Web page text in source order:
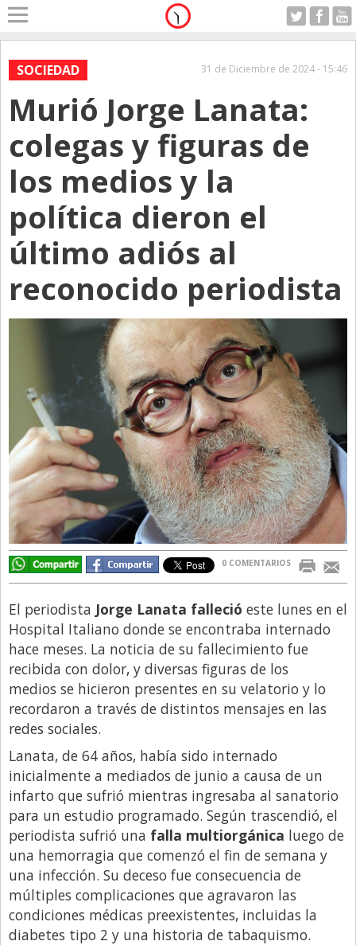
Home
A Motor
Alerta
Anticipo
Campo
Carrera & Emprendedores
Club House
Con Estilo
De Bolsillo
Diarios de Argentina
Diarios del Mundo
Ecología y Ambiente
Economía
El Experto
El Innovador
El Precio Que Yo Ví
Entrevista
Entrevista Exclusiva
Gastronomia
Internacionales
La Opinión del Director
Legales
Libro de Quejas
Medios
Millonarios
Minuto Lanzamiento
Negocios
Opinion
País
Política
SOCIEDAD 31 de Diciembre de 2024 - 15:46
Murió Jorge Lanata:
colegas y figuras de
los medios y la
política dieron el
último adiós al
reconocido periodista
0 COMENTARIOS
El periodista Jorge Lanata falleció este lunes en el
Hospital Italiano donde se encontraba internado
hace meses. La noticia de su fallecimiento fue
recibida con dolor, y diversas figuras de los
medios se hicieron presentes en su velatorio y lo
recordaron a través de distintos mensajes en las
redes sociales.
Lanata, de 64 años, había sido internado
inicialmente a mediados de junio a causa de un
infarto que sufrió mientras ingresaba al sanatorio
para un estudio programado. Según trascendió, el
periodista sufrió una falla multiorgánica luego de
una hemorragia que comenzó el fin de semana y
una infección. Su deceso fue consecuencia de
múltiples complicaciones que agravaron las
condiciones médicas preexistentes, incluidas la
diabetes tipo 2 y una historia de tabaquismo.